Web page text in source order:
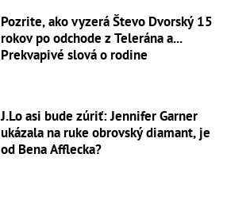
Pozrite, ako vyzerá Števo Dvorský 15
rokov po odchode z Telerána a...
Prekvapivé slová o rodine
J.Lo asi bude zúriť: Jennifer Garner
ukázala na ruke obrovský diamant, je
od Bena Afflecka?